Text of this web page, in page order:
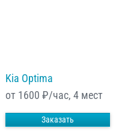
Kia Optima
от 1600 ₽/час, 4 мест
Заказать